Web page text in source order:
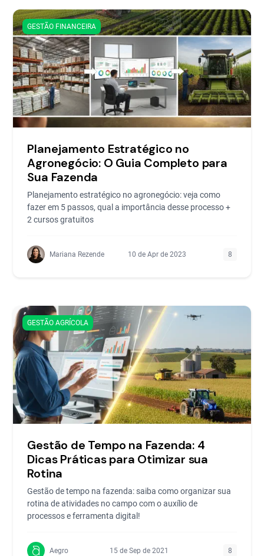
GESTÃO FINANCEIRA
Planejamento Estratégico no
Agronegócio: O Guia Completo para
Sua Fazenda
Planejamento estratégico no agronegócio: veja como
fazer em 5 passos, qual a importância desse processo +
2 cursos gratuitos
Mariana Rezende 10 de Apr de 2023 8
GESTÃO AGRÍCOLA
Gestão de Tempo na Fazenda: 4
Dicas Práticas para Otimizar sua
Rotina
Gestão de tempo na fazenda: saiba como organizar sua
rotina de atividades no campo com o auxílio de
processos e ferramenta digital!
Aegro 15 de Sep de 2021 8